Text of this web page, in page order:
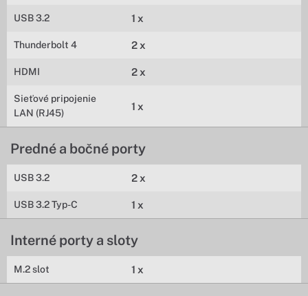
USB 3.2 1 x
Thunderbolt 4 2 x
HDMI 2 x
Sieťové pripojenie
LAN (RJ45)
1 x
Predné a bočné porty
USB 3.2 2 x
USB 3.2 Typ-C 1 x
Interné porty a sloty
M.2 slot 1 x